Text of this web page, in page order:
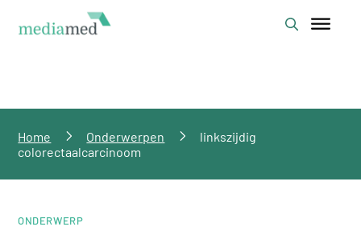
Home Onderwerpen
linkszijdig
colorectaalcarcinoom
ONDERWERP